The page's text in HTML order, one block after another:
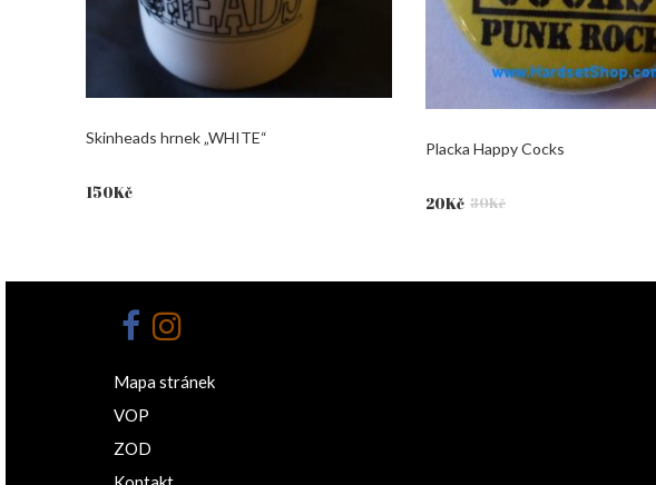
Skinheads hrnek „WHITE“
150Kč
Placka Happy Cocks
30Kč
Původní
20Kč
Aktuální
Mapa stránek
VOP
ZOD